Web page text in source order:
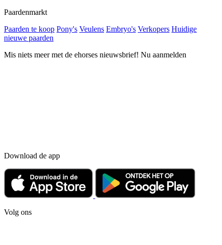
Paardenmarkt
Paarden te koop Pony's Veulens Embryo's Verkopers Huidige
nieuwe paarden
Mis niets meer met de ehorses nieuwsbrief! Nu aanmelden
Download de app
Volg ons